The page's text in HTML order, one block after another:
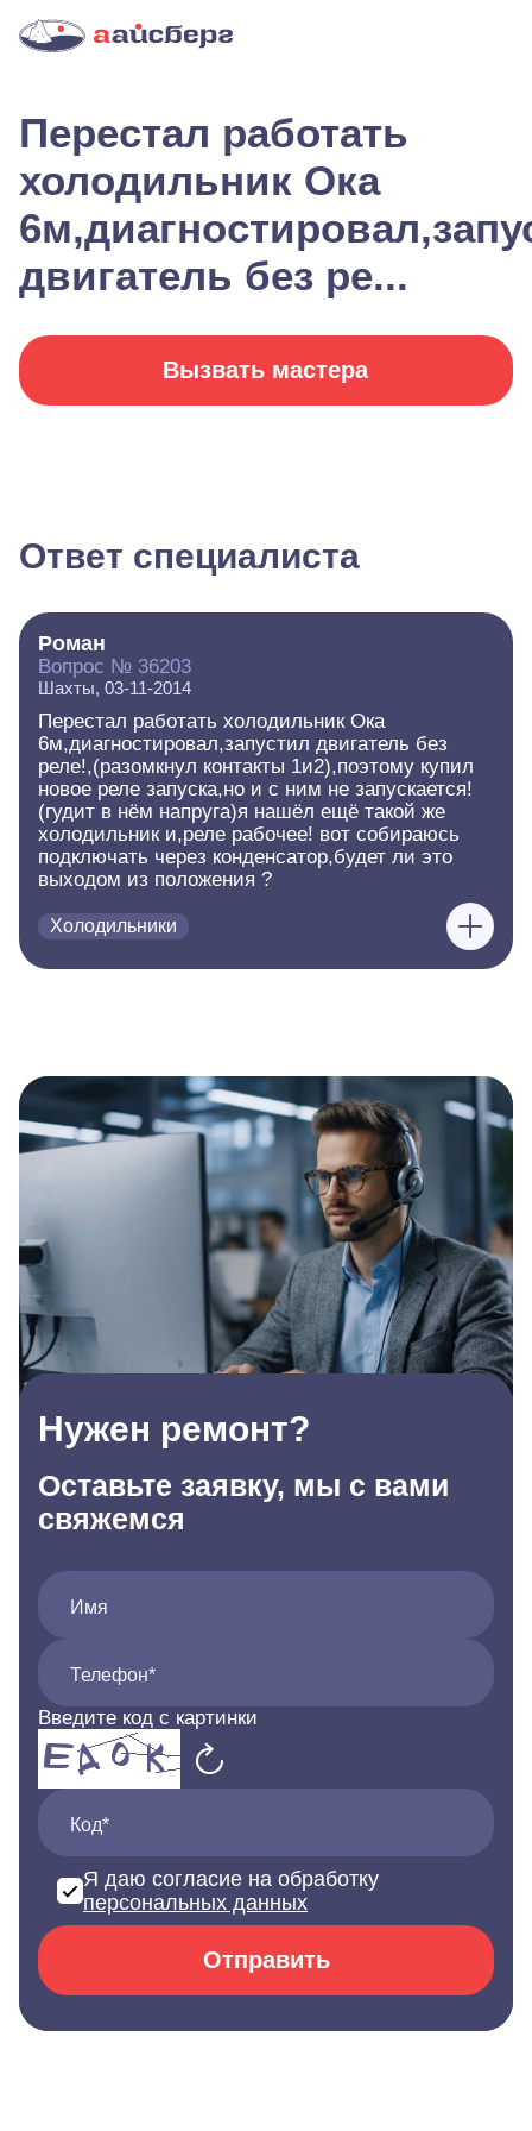
Перестал работать
холодильник Ока
двигатель без ре...
Вызвать мастера
Ответ специалиста
Роман
Вопрос № 36203
Шахты, 03-11-2014
Перестал работать холодильник Ока
6м,диагностировал,запустил двигатель без
реле!,(разомкнул контакты 1и2),поэтому купил
новое реле запуска,но и с ним не запускается!
(гудит в нём напруга)я нашёл ещё такой же
холодильник и,реле рабочее! вот собираюсь
подключать через конденсатор,будет ли это
выходом из положения ?
Холодильники
Нужен ремонт?
Оставьте заявку, мы с вами
свяжемся
Имя
Телефон*
Введите код с картинки
Код*
Я даю согласие на обработку
персональных данных
Отправить